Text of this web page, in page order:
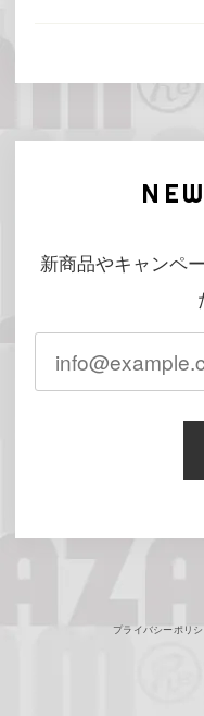
新商品やキャンペ
プライバシーポリ